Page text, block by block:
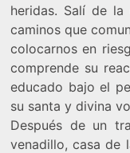
heridas. Salí de
caminos que
colocarnos en
comprende su
educado bajo el
su santa y divina
Después de un
venadillo, casa de